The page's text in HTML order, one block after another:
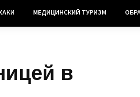
МЕДИЦИНСКИЙ ТУРИЗМ
в